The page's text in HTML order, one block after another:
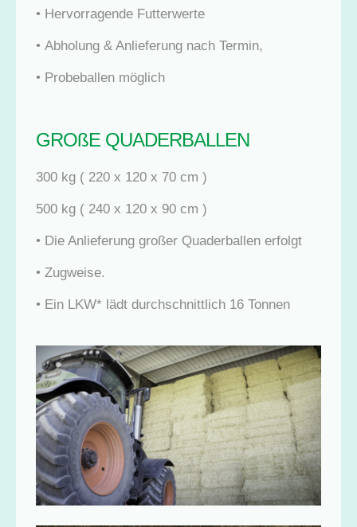
• Hervorragende Futterwerte
• Abholung & Anlieferung nach Termin,
• Probeballen möglich
GROßE QUADERBALLEN
300 kg ( 220 x 120 x 70 cm )
500 kg ( 240 x 120 x 90 cm )
• Die Anlieferung großer Quaderballen erfolgt
• Zugweise.
• Ein LKW* lädt durchschnittlich 16 Tonnen